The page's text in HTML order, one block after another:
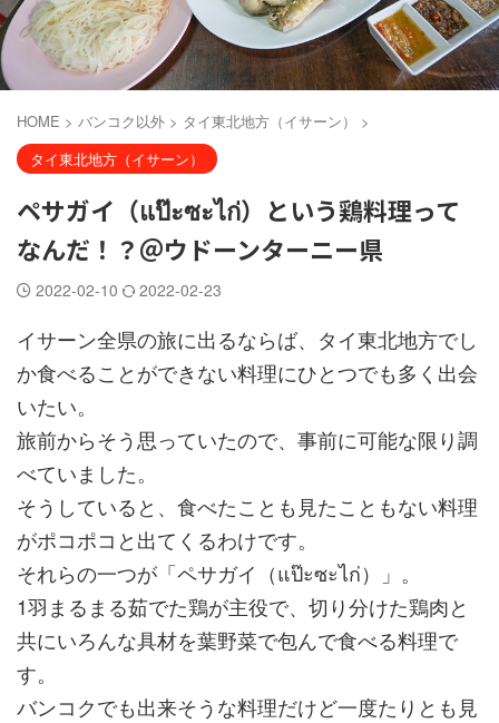
HOME > バンコク以外 > タイ東北地方（イサーン）
>
タイ東北地方（イサーン）
ペサガイ（แป๊ะซะไก่）という鶏料理って
なんだ！？＠ウドーンターニー県
2022-02-10 2022-02-23
イサーン全県の旅に出るならば、タイ東北地方でし
か食べることができない料理にひとつでも多く出会
いたい。
旅前からそう思っていたので、事前に可能な限り調
べていました。
そうしていると、食べたことも見たこともない料理
がポコポコと出てくるわけです。
それらの一つが「ペサガイ（แป๊ะซะไก่）」。
1羽まるまる茹でた鶏が主役で、切り分けた鶏肉と
共にいろんな具材を葉野菜で包んで食べる料理で
す。
バンコクでも出来そうな料理だけど一度たりとも見